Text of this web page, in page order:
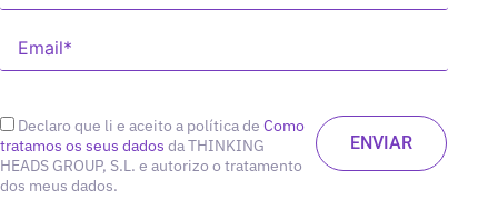
Declaro que li e aceito a política de Como
tratamos os seus dados da THINKING
HEADS GROUP, S.L. e autorizo o tratamento
dos meus dados.